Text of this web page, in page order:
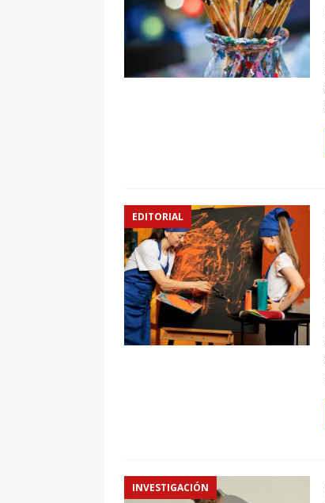
EDITORIAL
INVESTIGACIÓN